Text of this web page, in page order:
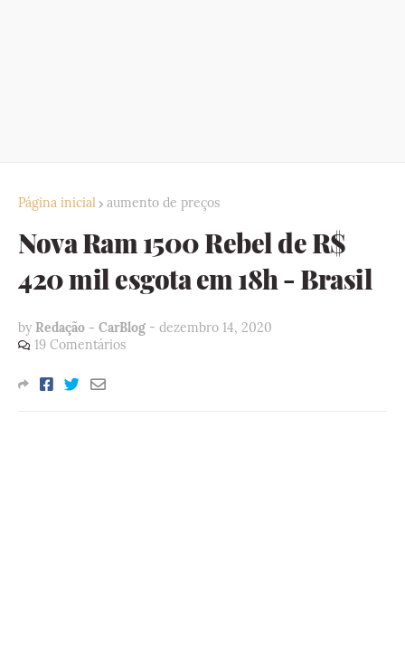
Página inicial aumento de preços
Nova Ram 1500 Rebel de R$
420 mil esgota em 18h - Brasil
by Redação - CarBlog - dezembro 14, 2020
19 Comentários